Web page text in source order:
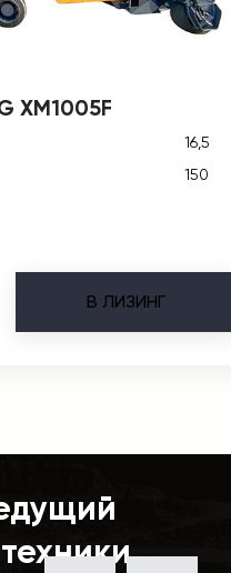
XM1005F
16,5
150
В ЛИЗИНГ